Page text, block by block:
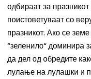
одбираат за
поистоветуваат со
празникот. Ако се
“зеленило“ доминира
да дел од обредите
лулање на лулашки и